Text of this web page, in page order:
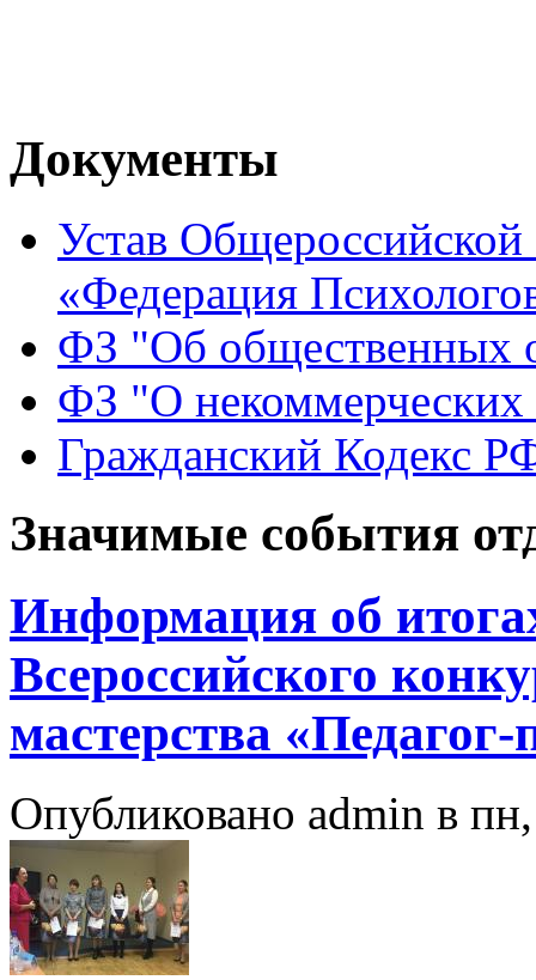
Документы
Устав
«Федерация
ФЗ "Об общественных
ФЗ "О некоммерческих
Гражданский Кодекс
Значимые события
Информация об
Всероссийского
мастерства
Опубликовано admin в